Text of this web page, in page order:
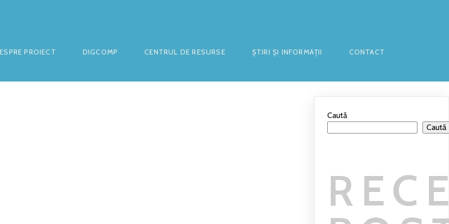
PROIECT DIGCOMP CENTRUL DE RESURSE ȘTIRI ȘI INFORMAȚII CONTACT
Caută
Caută